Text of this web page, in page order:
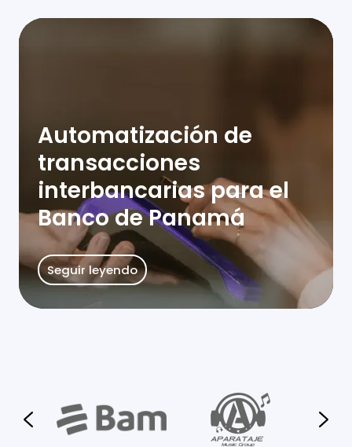
Automatización de
transacciones
interbancarias para el
Banco de Panamá
Seguir leyendo